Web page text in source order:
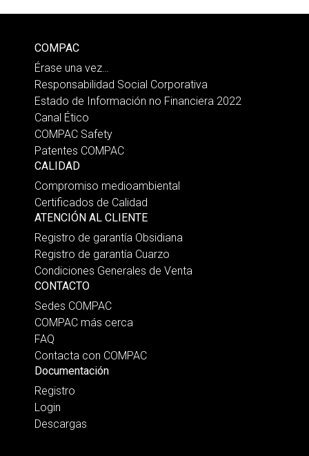
COMPAC
Érase una vez…
Responsabilidad Social Corporativa
Estado de Información no Financiera 2022
Canal Ético
COMPAC Safety
Patentes COMPAC
CALIDAD
Compromiso medioambiental
Certificados de Calidad
ATENCIÓN AL CLIENTE
Registro de garantía Obsidiana
Registro de garantía Cuarzo
Condiciones Generales de Venta
CONTACTO
Sedes COMPAC
COMPAC más cerca
FAQ
Contacta con COMPAC
Documentación
Registro
Login
Descargas